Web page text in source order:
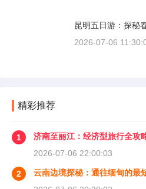
昆明五日游：探秘
2026-07-06
精彩推荐
1
济南至丽江：经济型旅行全攻
2026-07-06 22:00:03
2
云南边境探秘：通往缅甸的最